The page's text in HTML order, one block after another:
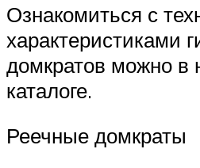
Ознакомиться с
характеристиками
домкратов можно в
каталоге.
Реечные домкраты